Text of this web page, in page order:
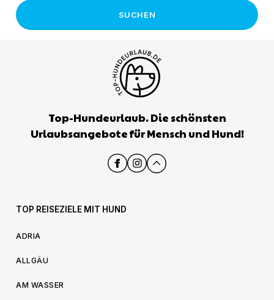
SUCHEN
Top-Hundeurlaub. Die schönsten
Urlaubsangebote für Mensch und Hund!
TOP REISEZIELE MIT HUND
ADRIA
ALLGÄU
AM WASSER